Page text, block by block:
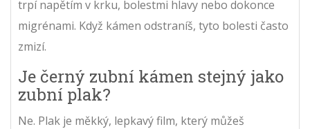
trpí napětím v krku, bolestmi hlavy nebo dokonce
migrénami. Když kámen odstraníš, tyto bolesti často
zmizí.
Je černý zubní kámen stejný jako
zubní plak?
Ne. Plak je měkký, lepkavý film, který můžeš